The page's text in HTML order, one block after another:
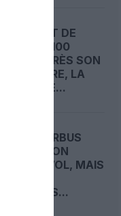
AÉROPORT DE
MUNICH : 100
JOURS APRÈS SON
OUVERTURE, LA
NOUVELLE...
A350F : AIRBUS
DÉCALE SON
PREMIER VOL, MAIS
TOUJOURS...